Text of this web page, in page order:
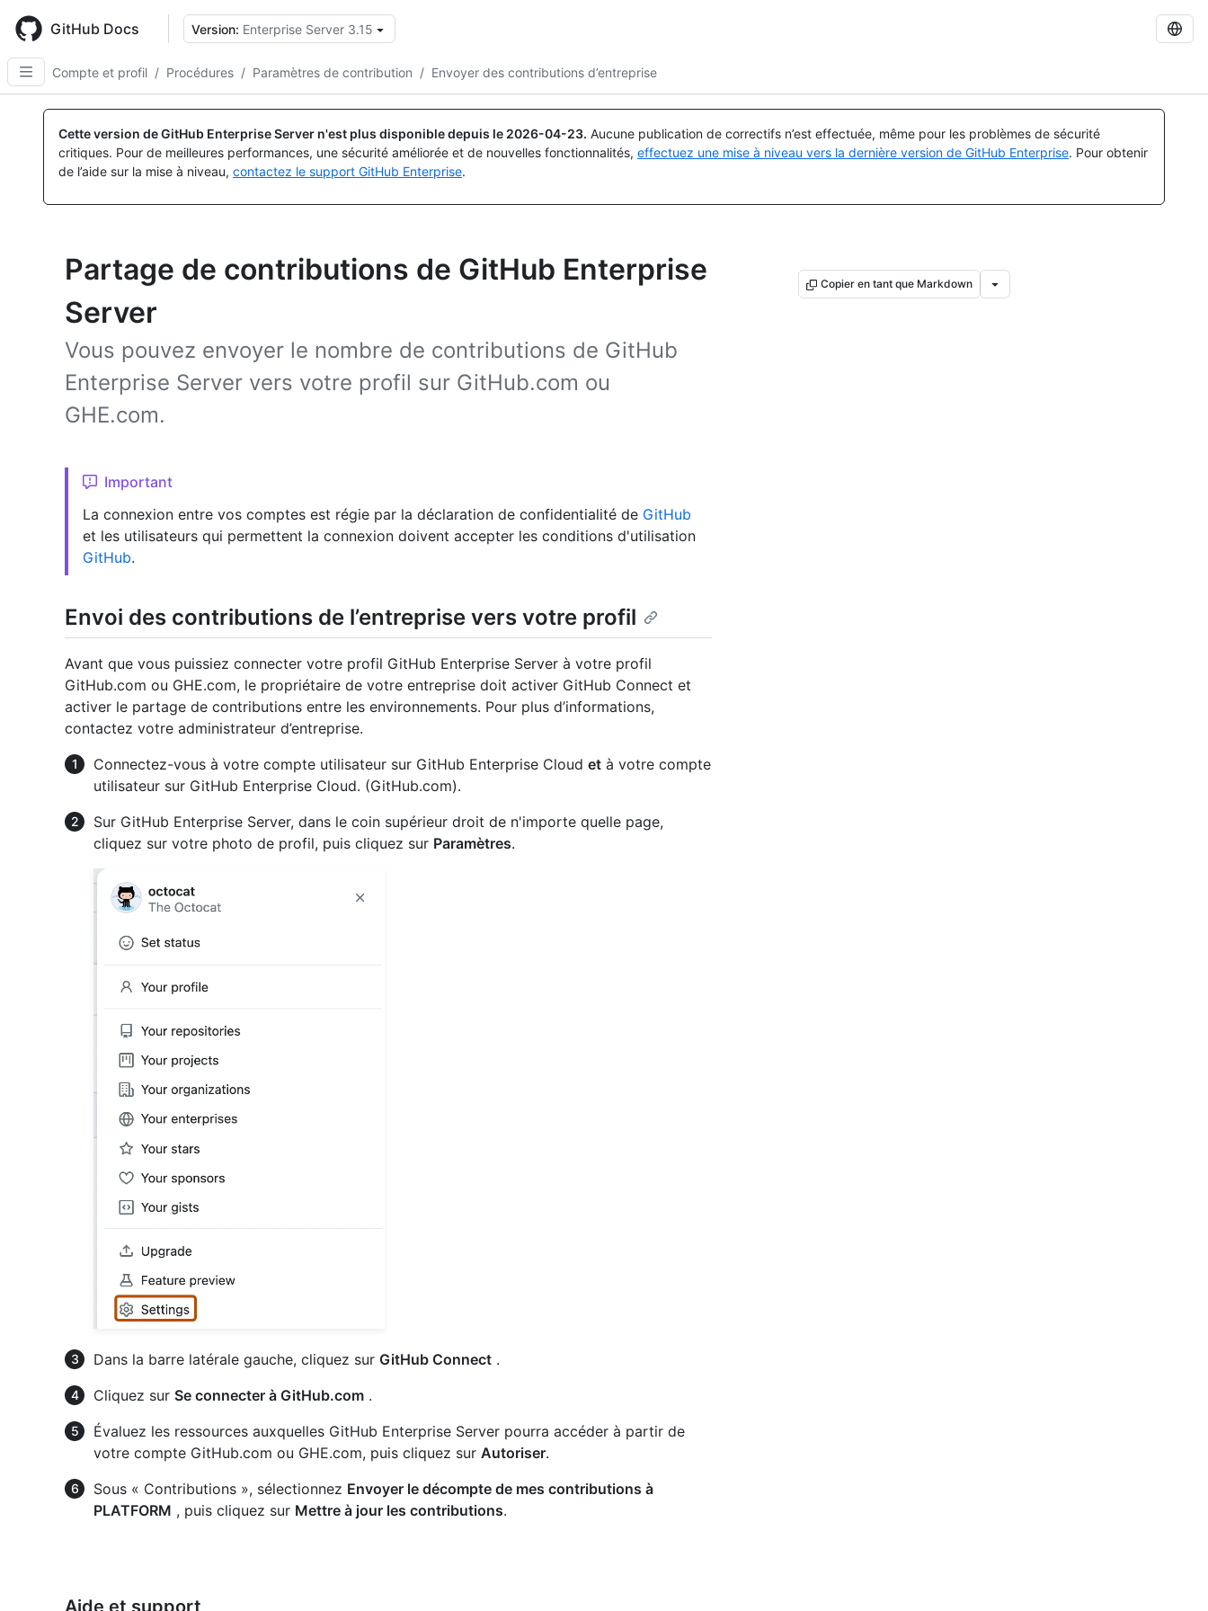
main
content
GitHub Docs Version: Enterprise Server 3.15
Compte et profil / Procédures / Paramètres de contribution / Envoyer des contributions d’entreprise
Cette version de GitHub Enterprise Server n'est plus disponible depuis le 2026-04-23. Aucune publication de correctifs n’est effectuée, même pour les problèmes de sécurité
critiques. Pour de meilleures performances, une sécurité améliorée et de nouvelles fonctionnalités, effectuez une mise à niveau vers la dernière version de GitHub Enterprise. Pour obtenir
de l’aide sur la mise à niveau, contactez le support GitHub Enterprise.
Partage de contributions de GitHub Enterprise
Server
Vous pouvez envoyer le nombre de contributions de GitHub
Enterprise Server vers votre profil sur GitHub.com ou
GHE.com.
Copier en tant que Markdown
Important
La connexion entre vos comptes est régie par la déclaration de confidentialité de GitHub
et les utilisateurs qui permettent la connexion doivent accepter les conditions d'utilisation
GitHub.
Envoi des contributions de l’entreprise vers votre profil
Avant que vous puissiez connecter votre profil GitHub Enterprise Server à votre profil
GitHub.com ou GHE.com, le propriétaire de votre entreprise doit activer GitHub Connect et
activer le partage de contributions entre les environnements. Pour plus d’informations,
contactez votre administrateur d’entreprise.
Connectez-vous à votre compte utilisateur sur GitHub Enterprise Cloud et à votre compte
utilisateur sur GitHub Enterprise Cloud. (GitHub.com).
Sur GitHub Enterprise Server, dans le coin supérieur droit de n'importe quelle page,
cliquez sur votre photo de profil, puis cliquez sur Paramètres.
Dans la barre latérale gauche, cliquez sur GitHub Connect .
Cliquez sur Se connecter à GitHub.com .
Évaluez les ressources auxquelles GitHub Enterprise Server pourra accéder à partir de
votre compte GitHub.com ou GHE.com, puis cliquez sur Autoriser.
Sous « Contributions », sélectionnez Envoyer le décompte de mes contributions à
PLATFORM , puis cliquez sur Mettre à jour les contributions.
Aide et support